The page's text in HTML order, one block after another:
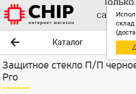
склад
Каталог
Защитное стекло П/П
Pro